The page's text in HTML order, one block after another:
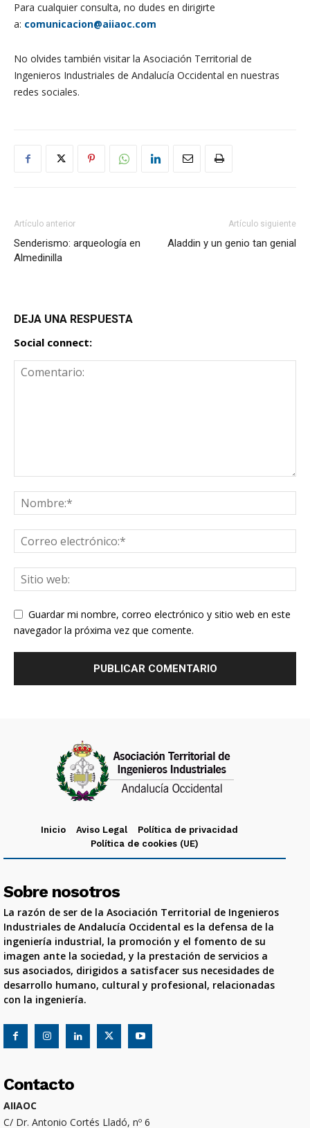
Para cualquier consulta, no dudes en dirigirte
a: comunicacion@aiiaoc.com
No olvides también visitar la Asociación Territorial de
Ingenieros Industriales de Andalucía Occidental en nuestras
redes sociales.
Artículo anterior
Senderismo: arqueología en
Almedinilla
Artículo siguiente
Aladdin y un genio tan genial
DEJA UNA RESPUESTA
Social connect:
Guardar mi nombre, correo electrónico y sitio web en este
navegador la próxima vez que comente.
Inicio Aviso Legal
Política de privacidad
Política de cookies (UE)
Sobre nosotros
La razón de ser de la Asociación Territorial de Ingenieros
Industriales de Andalucía Occidental es la defensa de la
ingeniería industrial, la promoción y el fomento de su
imagen ante la sociedad, y la prestación de servicios a
sus asociados, dirigidos a satisfacer sus necesidades de
desarrollo humano, cultural y profesional, relacionadas
con la ingeniería.
Contacto
AIIAOC
C/ Dr. Antonio Cortés Lladó, nº 6